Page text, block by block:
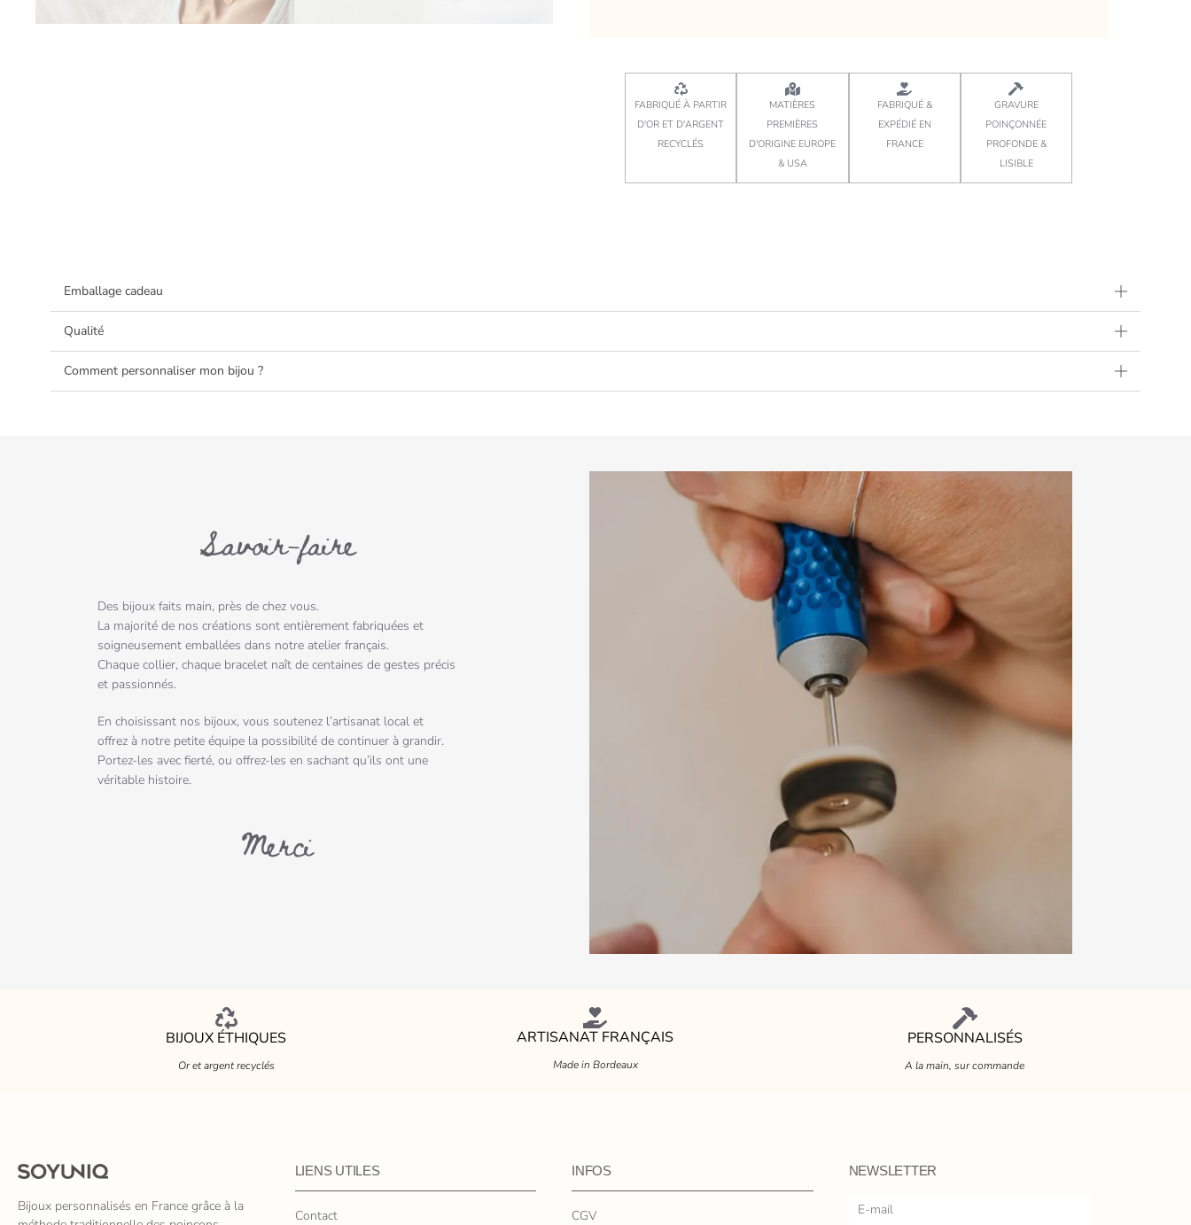
FABRIQUÉ À PARTIR
D'OR ET D'ARGENT
RECYCLÉS
MATIÈRES
PREMIÈRES
D'ORIGINE EUROPE
& USA
FABRIQUÉ &
EXPÉDIÉ EN
FRANCE
GRAVURE
POINÇONNÉE
PROFONDE &
LISIBLE
Emballage cadeau
Qualité
Comment personnaliser mon bijou ?
Savoir-faire
Des bijoux faits main, près de chez vous.
La majorité de nos créations sont entièrement fabriquées et
soigneusement emballées dans notre atelier français.
Chaque collier, chaque bracelet naît de centaines de gestes précis
et passionnés.
En choisissant nos bijoux, vous soutenez l’artisanat local et
offrez à notre petite équipe la possibilité de continuer à grandir.
Portez-les avec fierté, ou offrez-les en sachant qu’ils ont une
véritable histoire.
Merci
BIJOUX ÉTHIQUES
Or et argent recyclés
ARTISANAT FRANÇAIS
Made in Bordeaux
PERSONNALISÉS
A la main, sur commande
Bijoux personnalisés en France grâce à la
LIENS UTILES
Contact
INFOS
CGV
NEWSLETTER